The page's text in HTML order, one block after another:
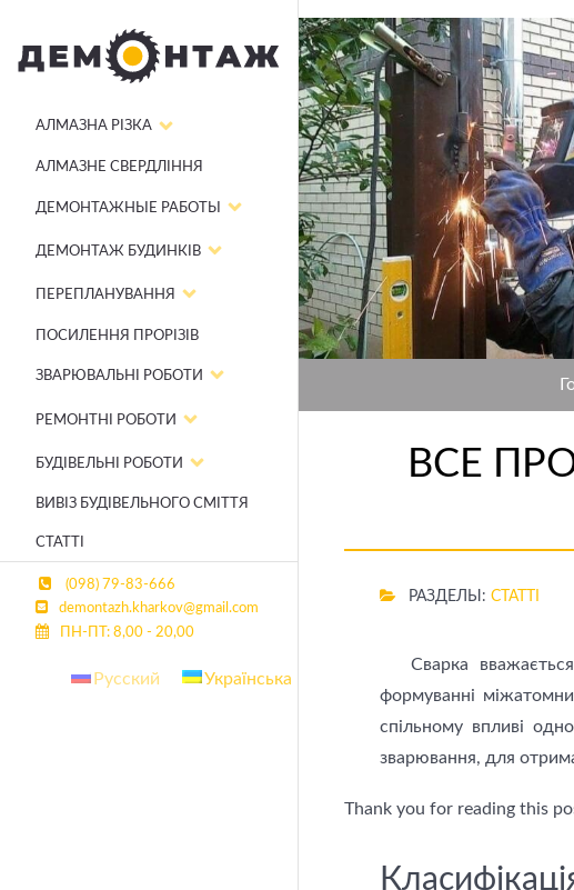
АЛМАЗНА РІЗКА
АЛМАЗНЕ СВЕРДЛІННЯ
ДЕМОНТАЖНЫЕ РАБОТЫ
ДЕМОНТАЖ БУДИНКІВ
ПЕРЕПЛАНУВАННЯ
ПОСИЛЕННЯ ПРОРІЗІВ
ЗВАРЮВАЛЬНІ РОБОТИ
РЕМОНТНІ РОБОТИ
БУДІВЕЛЬНІ РОБОТИ
ВИВІЗ БУДІВЕЛЬНОГО СМІТТЯ
СТАТТІ
(098) 79-83-666
demontazh.kharkov@gmail.com
ПН-ПТ: 8,00 - 20,00
Русский Українська
ВСЕ
РАЗДЕЛЫ: СТАТТІ
Сварка
формуванні
спільному впливі
зварювання, для
Thank you for reading this